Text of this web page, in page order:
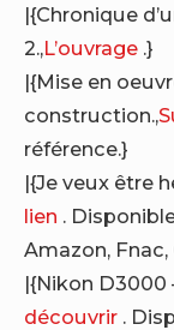
|{Chronique
2.,L’ouvrage .}
|{Mise en
construction.,
référence.}
|{Je veux être
lien .
Amazon, Fnac,
|{Nikon D3000
découvrir .